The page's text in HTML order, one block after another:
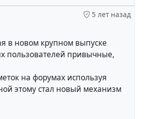
5 лет назад
в новом крупном выпуске
пользователей привычные,
на форумах используя
этому стал новый механизм